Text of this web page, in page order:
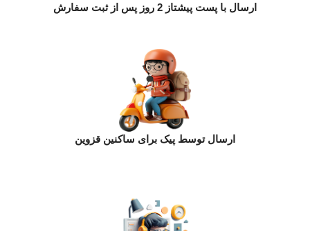
ارسال با پست پیشتاز 2 روز پس از ثبت سفارش
ارسال توسط پیک برای ساکنین قزوین